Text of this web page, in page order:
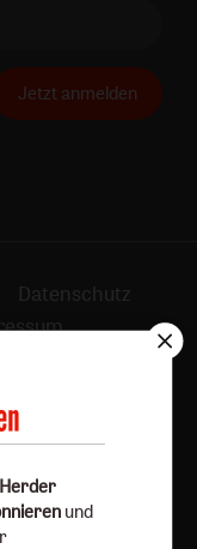
Jetzt anmelden
Datenschutz
und